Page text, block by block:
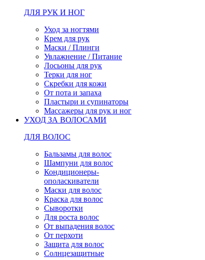
ДЛЯ РУК И НОГ
Уход за ногтями
Крем для рук
Маски / Плинги
Увлажнение / Питание
Лосьоны для рук
Терки для ног
Скребки для кожи
От пота и запаха
Пластыри и супинаторы
Массажеры для рук и ног
УХОД ЗА ВОЛОСАМИ
ДЛЯ ВОЛОС
Бальзамы для волос
Шампуни для волос
Кондиционеры-
ополаскиватели
Маски для волос
Краска для волос
Сыворотки
Для роста волос
От выпадения волос
От перхоти
Защита для волос
Солнцезащитные